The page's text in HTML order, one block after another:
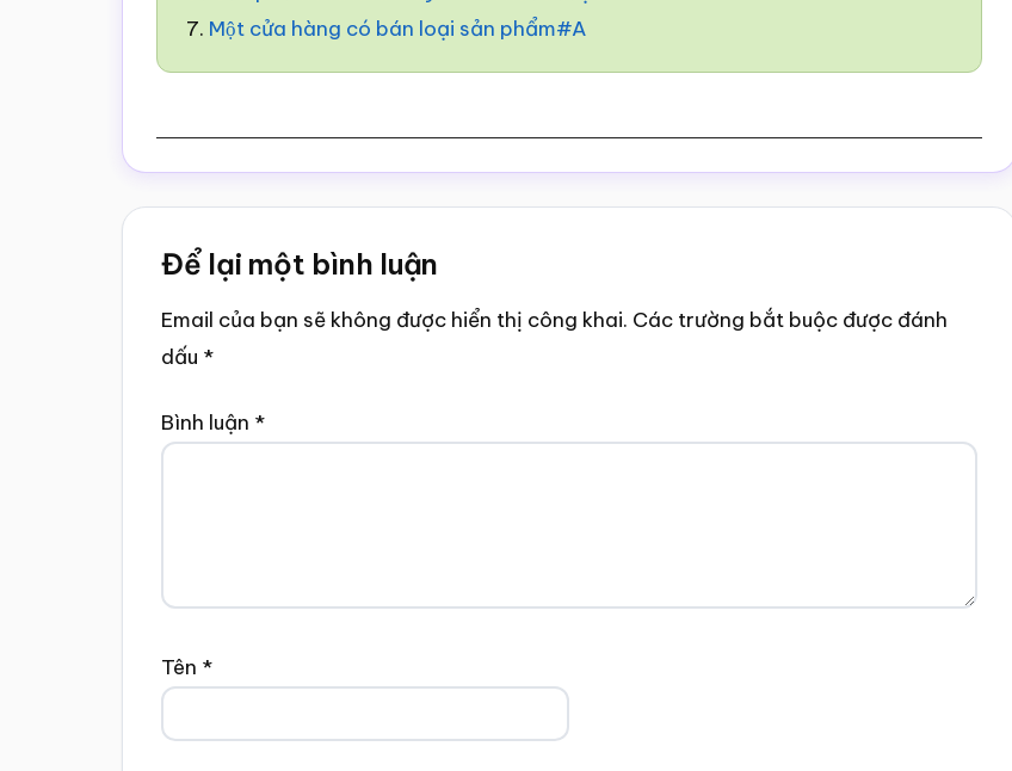
7. Một cửa hàng có bán loại sản phẩm#A
Reader
Interactions
Để lại một bình luận
Email của bạn sẽ không được hiển thị công khai. Các trường bắt buộc được đánh
dấu *
Bình luận *
Tên *